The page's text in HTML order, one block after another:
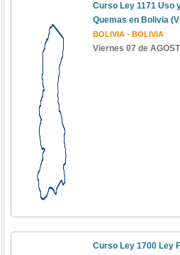
Curso Ley 1171 Uso
Quemas en Bolivia
BOLIVIA - BOLIVIA
Viernes 07 de
Curso Ley 1700 Ley